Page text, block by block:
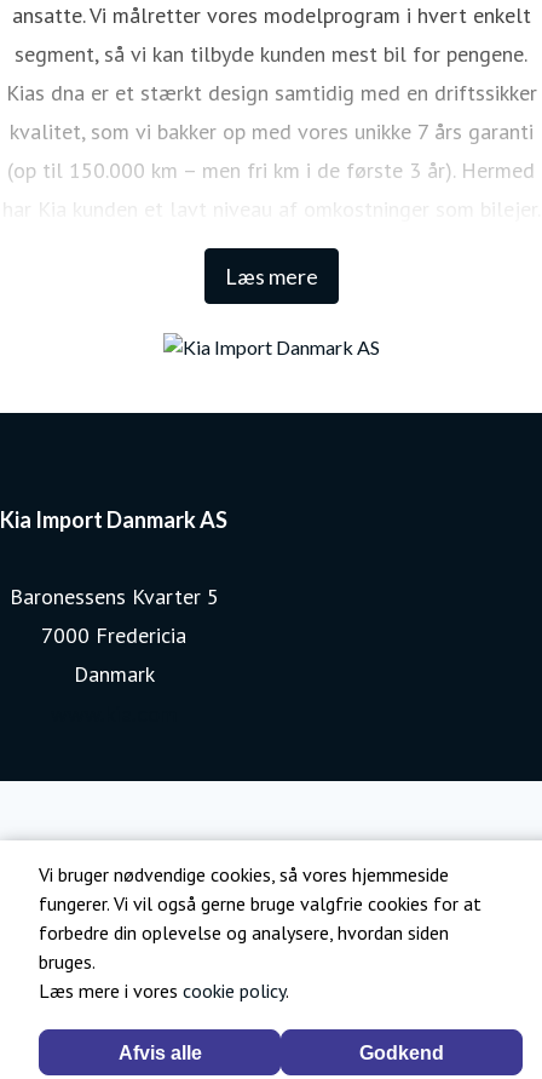
Vi bruger nødvendige cookies, så vores hjemmeside
fungerer. Vi vil også gerne bruge valgfrie cookies for at
forbedre din oplevelse og analysere, hvordan siden
bruges.
Læs mere i vores cookie policy.
Afvis alle Godkend
Læs mere
ansatte. Vi målretter vores modelprogram i hvert enkelt
segment, så vi kan tilbyde kunden mest bil for pengene.
Kias dna er et stærkt design samtidig med en driftssikker
kvalitet, som vi bakker op med vores unikke 7 års garanti
(op til 150.000 km – men fri km i de første 3 år). Hermed
har Kia kunden et lavt niveau af omkostninger som bilejer.
Den lange garanti sikrer samtidig én af de højeste
restværdier i markedet.
Kia Import Danmark AS
Baronessens Kvarter 5
7000 Fredericia
Danmark